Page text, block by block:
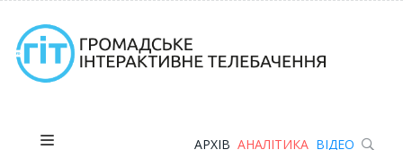
АРХІВ АНАЛІТИКА ВІДЕО